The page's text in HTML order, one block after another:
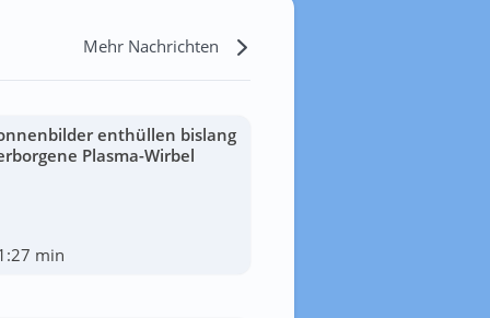
Mehr Nachrichten
enthüllen bislang
Plasma-Wirbel
min